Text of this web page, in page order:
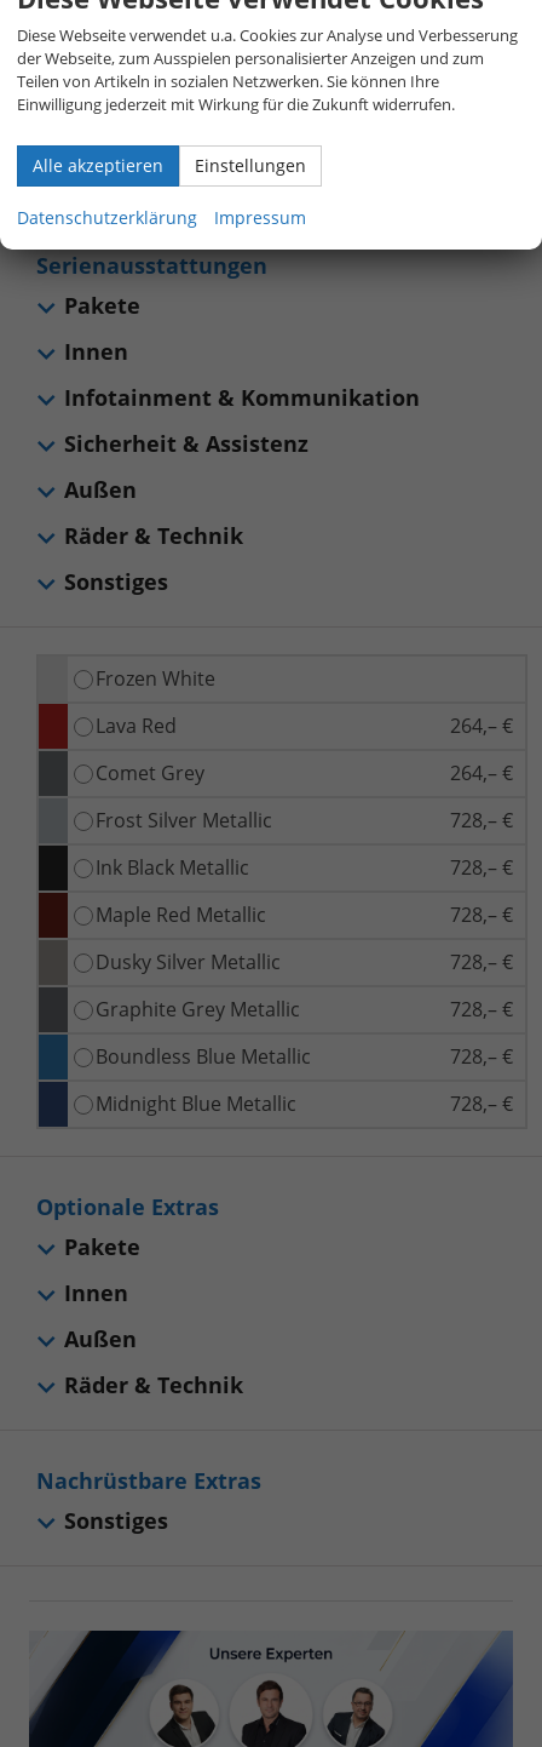
Beratung per Live-Chat oder telefonisch unter+49 (0)
800 40 01 808
Frozen White
Lava Red
264,– €
Comet Grey
264,– €
Frost Silver Metallic
728,– €
Ink Black Metallic
728,– €
Maple Red Metallic
728,– €
Dusky Silver Metallic
728,– €
Graphite Grey Metallic
728,– €
Boundless Blue Metallic
728,– €
Midnight Blue Metallic
728,– €
Sonstiges
Serienausstattungen
Pakete
Innen
Infotainment & Kommunikation
Sicherheit & Assistenz
Außen
Räder & Technik
Sonstiges
Optionale Extras
Pakete
Innen
Außen
Räder & Technik
Nachrüstbare Extras
Sonstiges
Diese Webseite verwendet u.a. Cookies zur Analyse und Verbesserung
der Webseite, zum Ausspielen personalisierter Anzeigen und zum
Teilen von Artikeln in sozialen Netzwerken. Sie können Ihre
Einwilligung jederzeit mit Wirkung für die Zukunft widerrufen.
Alle akzeptieren Einstellungen
Datenschutzerklärung Impressum